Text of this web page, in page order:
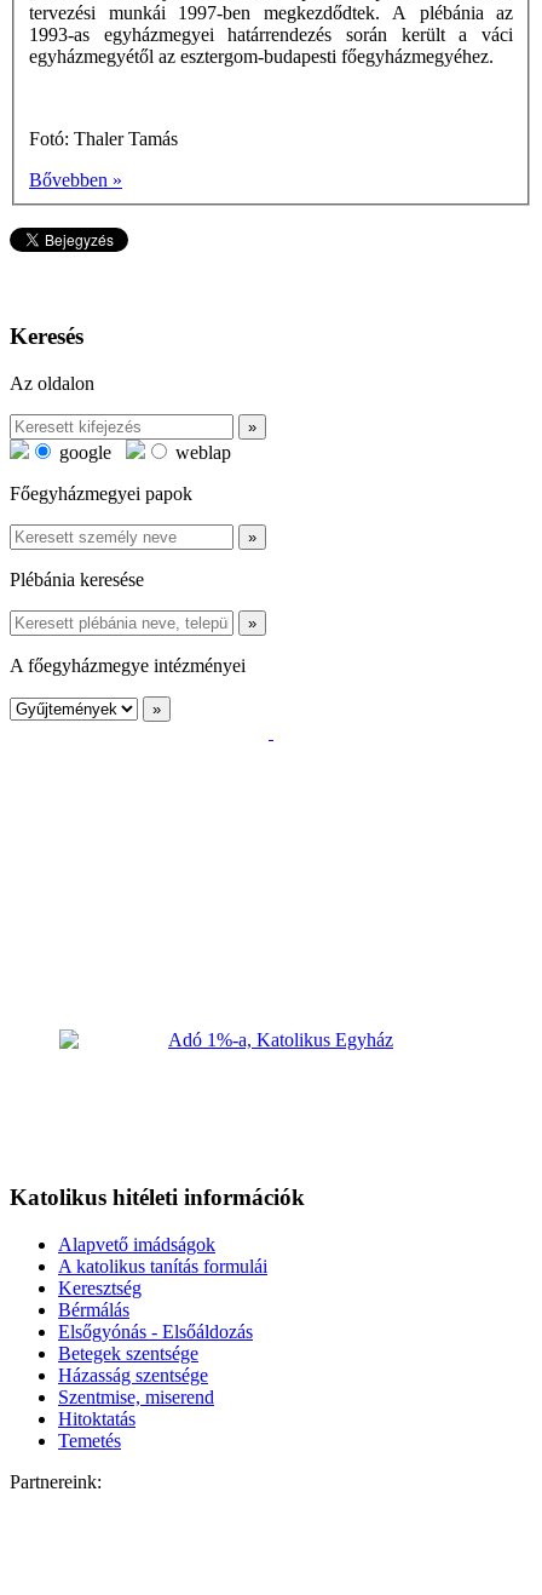
tervezési munkái 1997-ben megkezdődtek. A plébánia az
1993-as egyházmegyei határrendezés során került a váci
egyházmegyétől az esztergom-budapesti főegyházmegyéhez.
Fotó: Thaler Tamás
Bővebben »
Keresés
Az oldalon
google
weblap
Főegyházmegyei papok
Plébánia keresése
A főegyházmegye intézményei
Katolikus hitéleti információk
Alapvető imádságok
A katolikus tanítás formulái
Keresztség
Bérmálás
Elsőgyónás - Elsőáldozás
Betegek szentsége
Házasság szentsége
Szentmise, miserend
Hitoktatás
Temetés
Partnereink: